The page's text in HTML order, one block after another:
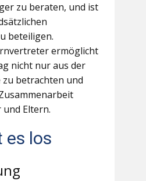
zu beraten, und ist
beteiligen.
ermöglicht
nicht nur aus der
betrachten und
und Eltern.
es los